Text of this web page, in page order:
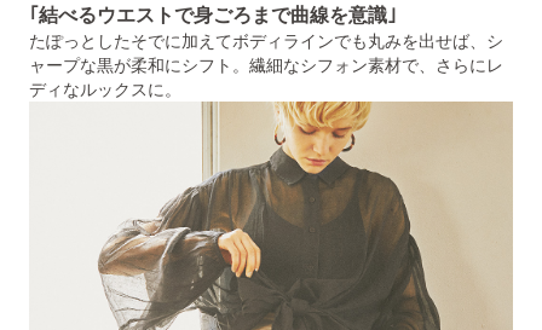
｢結べるウエストで身ごろまで曲線を意識｣
たぽっとしたそでに加えてボディラインでも丸みを出せば、シ
ャープな黒が柔和にシフト。繊細なシフォン素材で、さらにレ
ディなルックスに。